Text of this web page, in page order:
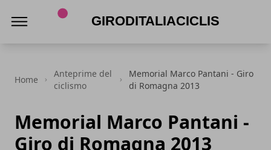
Home
Anteprime del
ciclismo
Memorial Marco Pantani - Giro
di Romagna 2013
Memorial Marco Pantani -
Giro di Romagna 2013